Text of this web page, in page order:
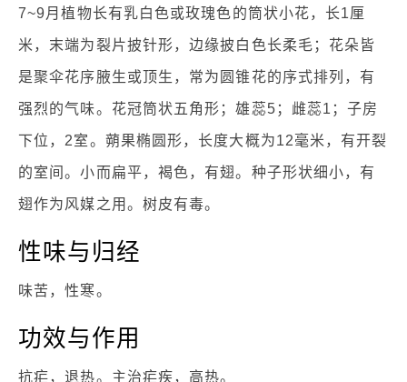
7~9月植物长有乳白色或玫瑰色的筒状小花，长1厘
米，末端为裂片披针形，边缘披白色长柔毛；花朵皆
是聚伞花序腋生或顶生，常为圆锥花的序式排列，有
强烈的气味。花冠筒状五角形；雄蕊5；雌蕊1；子房
下位，2室。蒴果椭圆形，长度大概为12毫米，有开裂
的室间。小而扁平，褐色，有翅。种子形状细小，有
翅作为风媒之用。树皮有毒。
性味与归经
味苦，性寒。
功效与作用
抗疟，退热。主治疟疾，高热。